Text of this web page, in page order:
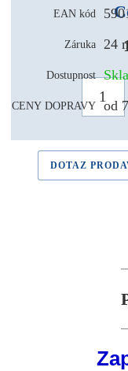
EAN kód
Záruka 24
Dostupnost
CENY DOPRAVY od
DOTAZ